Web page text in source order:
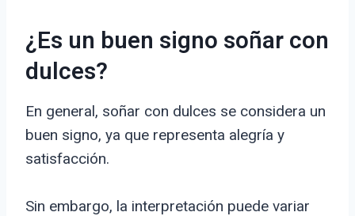
¿Es un buen signo soñar con
dulces?
En general, soñar con dulces se considera un
buen signo, ya que representa alegría y
satisfacción.
Sin embargo, la interpretación puede variar